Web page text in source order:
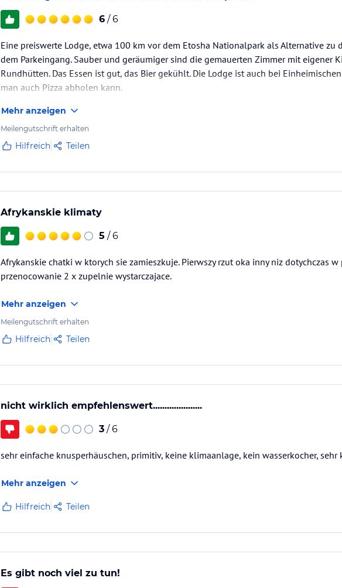
6 / 6
Eine preiswerte Lodge, etwa 100 km vor dem Etosha Nationalpark als Alternative zu
dem Parkeingang. Sauber und geräumiger sind die gemauerten Zimmer mit eigener
Rundhütten. Das Essen ist gut, das Bier gekühlt. Die Lodge ist auch bei
man auch Pizza abholen kann.
Mehr anzeigen
Meilengutschrift erhalten
Hilfreich Teilen
Afrykanskie klimaty
5 / 6
Afrykanskie chatki w ktorych sie zamieszkuje. Pierwszy rzut oka inny niz dotychczas
przenocowanie 2 x zupelnie wystarczajace.
Mehr anzeigen
Meilengutschrift erhalten
Hilfreich Teilen
nicht wirklich empfehlenswert.....................
3 / 6
sehr einfache knusperhäuschen, primitiv, keine klimaanlage, kein wasserkocher,
Mehr anzeigen
Hilfreich Teilen
Es gibt noch viel zu tun!